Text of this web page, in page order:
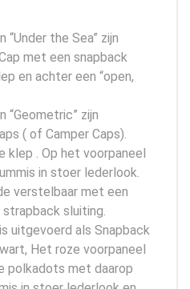
“Under the Sea” zijn
met een snapback
en achter een “open,
“Geometric” zijn
( of Camper Caps).
klep . Op het voorpaneel
in stoer lederlook.
verstelbaar met een
sluiting.
uitgevoerd als Snapback
Het roze voorpaneel
polkadots met daarop